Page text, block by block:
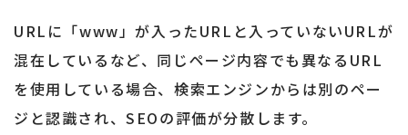
URLに「www」が入ったURLと入っていないURLが
混在しているなど、同じページ内容でも異なるURL
を使用している場合、検索エンジンからは別のペー
ジと認識され、SEOの評価が分散します。